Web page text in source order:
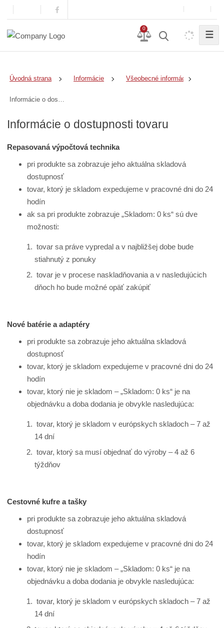
0
☰
Úvodná strana Informácie Všeobecné informácie
Informácie o dostupnosti tovaru
Informácie o dostupnosti tovaru
Repasovaná výpočtová technika
pri produkte sa zobrazuje jeho aktuálna skladová
dostupnosť
tovar, ktorý je skladom expedujeme v pracovné dni do 24
hodín
ak sa pri produkte zobrazuje „Skladom: 0 ks“ sú dve
možnosti:
tovar sa práve vypredal a v najbližšej dobe bude
stiahnutý z ponuky
tovar je v procese naskladňovania a v nasledujúcich
dňoch ho bude možné opäť zakúpiť
Nové batérie a adaptéry
pri produkte sa zobrazuje jeho aktuálna skladová
dostupnosť
tovar, ktorý je skladom expedujeme v pracovné dni do 24
hodín
tovar, ktorý nie je skladom – „Skladom: 0 ks“ je na
objednávku a doba dodania je obvykle nasledujúca:
tovar, ktorý je skladom v európskych skladoch – 7 až
14 dní
tovar, ktorý sa musí objednať do výroby – 4 až 6
týždňov
Cestovné kufre a tašky
pri produkte sa zobrazuje jeho aktuálna skladová
dostupnosť
tovar, ktorý je skladom expedujeme v pracovné dni do 24
hodín
tovar, ktorý nie je skladom – „Skladom: 0 ks“ je na
objednávku a doba dodania je obvykle nasledujúca:
tovar, ktorý je skladom v európskych skladoch – 7 až
14 dní